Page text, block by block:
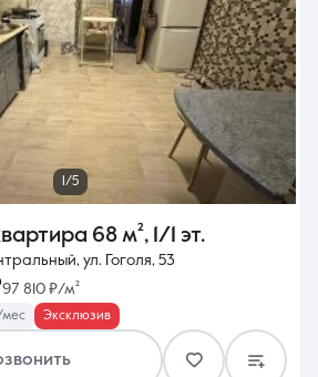
1/5
68 м², 1/1 эт.
ул. Гоголя, 53
97 810 ₽/м²
мес Эксклюзив